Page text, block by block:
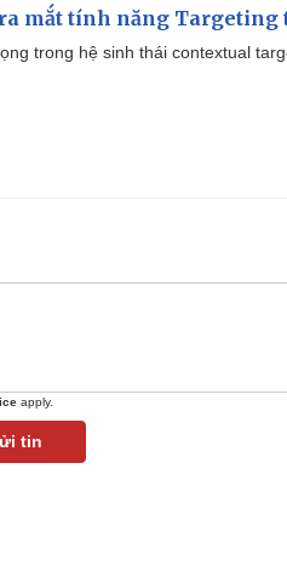
mắt tính năng Targeting
trong hệ sinh thái contextual
apply.
tin